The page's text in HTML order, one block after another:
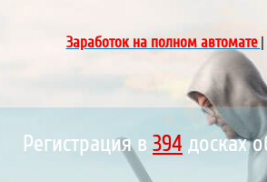
Заработок на полном автомате|
Регистрация в 447 досках